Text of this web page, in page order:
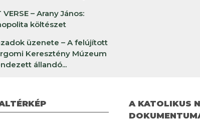
VERSE – Arany János:
költészet
üzenete – A felújított
Keresztény Múzeum
állandó...
A KATOLIKUS